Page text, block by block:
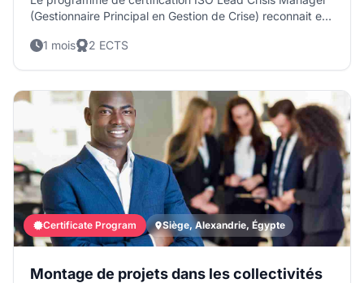
(Gestionnaire Principal en Gestion de Crise) reconnait et
anticiper, répondre et se remettre efficacement des
1 mois 2 ECTS
Certificate Program Siège, Alexandrie, Égypte
Montage de projets dans les collectivités